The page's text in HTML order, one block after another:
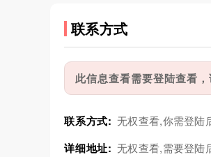
联系方式
此信息查看需要登陆查看
联系方式: 无权查看,你需登陆
详细地址: 无权查看,需要登陆